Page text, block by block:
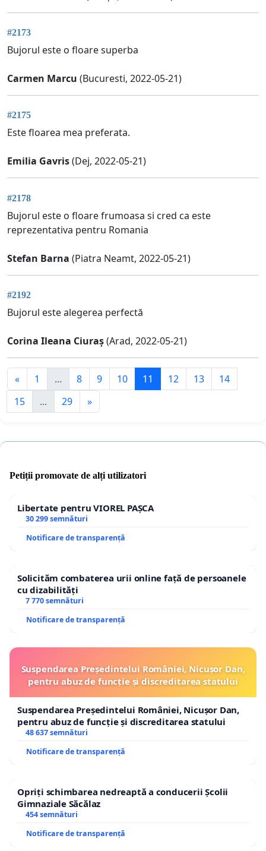
#2173
Bujorul este o floare superba
Carmen Marcu (Bucuresti, 2022-05-21)
#2175
Este floarea mea preferata.
Emilia Gavris(Dej, 2022-05-21)
#2178
Bujorul este o floare frumoasa si cred ca este
reprezentativa pentru Romania
Stefan Barna (Piatra Neamt, 2022-05-21)
#2192
Bujorul este alegerea perfectă
Corina Ileana Ciuraș(Arad, 2022-05-21)
« 1 ... 8 9 10 11 12 13
14
15
... 29 »
Petiții promovate de alți utilizatori
Libertate pentru VIOREL PAȘCA
30 299 semnături
Notificare de transparență
Solicităm combaterea urii online față de persoanele
cu dizabilități
7 770 semnături
Notificare de transparență
Suspendarea Președintelui României, Nicușor Dan,
pentru abuz de funcție și discreditarea statului
Suspendarea Președintelui României, Nicușor Dan,
pentru abuz de funcție și discreditarea statului
48 637 semnături
Notificare de transparență
Opriți schimbarea nedreaptă a conducerii Școlii
Gimnaziale Săcălaz
454 semnături
Notificare de transparență